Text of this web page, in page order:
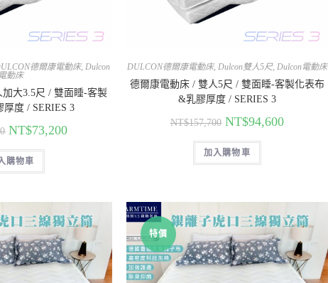
德爾康電動床, Dulcon
電動床
大3.5尺 / 雙面睡-客製
度 / SERIES 3
NT$73,200
購物車
DULCON德爾康電動床, Dulcon雙人5尺, Dulcon電動床
德爾康電動床 / 雙人5尺 / 雙面睡-客製化表布
&乳膠厚度 / SERIES 3
NT$157,700 NT$94,600
加入購物車
特價